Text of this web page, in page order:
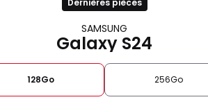
SAMSUNG
Galaxy S24
128Go 256Go